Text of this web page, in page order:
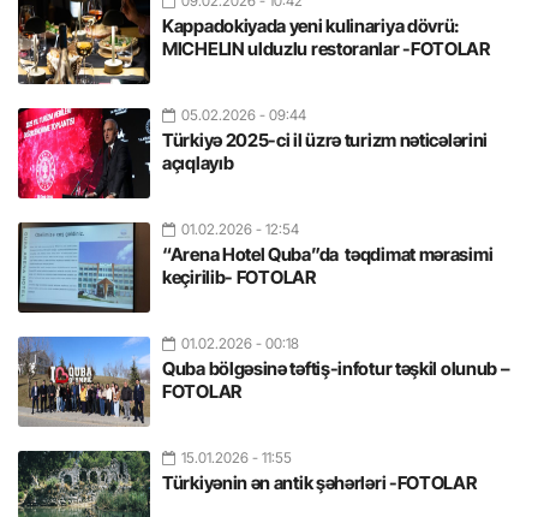
Kappadokiyada yeni kulinariya dövrü:
MICHELIN ulduzlu restoranlar -FOTOLAR
05.02.2026 - 09:44
Türkiyə 2025-ci il üzrə turizm nəticələrini
açıqlayıb
01.02.2026 - 12:54
“Arena Hotel Quba”da təqdimat mərasimi
keçirilib- FOTOLAR
01.02.2026 - 00:18
Quba bölgəsinə təftiş-infotur təşkil olunub –
FOTOLAR
15.01.2026 - 11:55
Türkiyənin ən antik şəhərləri -FOTOLAR